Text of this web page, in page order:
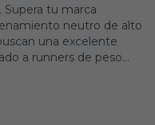
Supera tu marca
neutro de alto
una excelente
a runners de peso
lesionados y
y ligero que